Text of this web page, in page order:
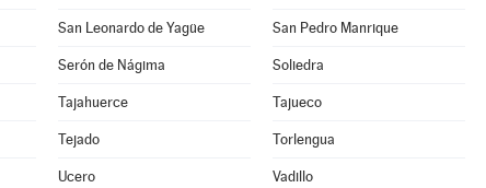
San Leonardo de Yagüe San Pedro Manrique
Serón de Nágima Soliedra
Tajahuerce Tajueco
Tejado Torlengua
Ucero Vadillo